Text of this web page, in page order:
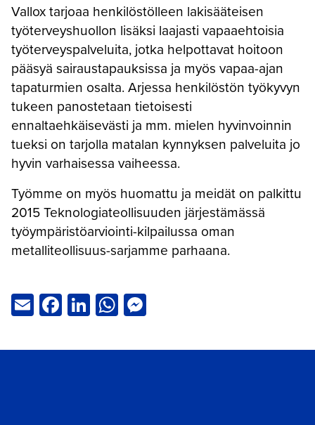
Vallox tarjoaa henkilöstölleen lakisääteisen
työterveyshuollon lisäksi laajasti vapaaehtoisia
työterveyspalveluita, jotka helpottavat hoitoon
pääsyä sairaustapauksissa ja myös vapaa-ajan
tapaturmien osalta. Arjessa henkilöstön työkyvyn
tukeen panostetaan tietoisesti
ennaltaehkäisevästi ja mm. mielen hyvinvoinnin
tueksi on tarjolla matalan kynnyksen palveluita jo
hyvin varhaisessa vaiheessa.
Työmme on myös huomattu ja meidät on palkittu
2015 Teknologiateollisuuden järjestämässä
työympäristöarviointi-kilpailussa oman
metalliteollisuus-sarjamme parhaana.
EmailFacebook
LinkedIn
WhatsApp